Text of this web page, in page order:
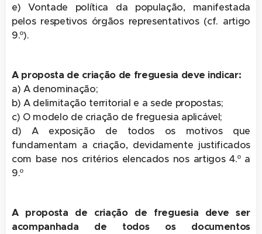
e) Vontade política da população, manifestada
pelos respetivos órgãos representativos (cf. artigo
9.º).
A proposta de criação de freguesia deve indicar:
a) A denominação;
b) A delimitação territorial e a sede propostas;
c) O modelo de criação de freguesia aplicável;
d) A exposição de todos os motivos que
fundamentam a criação, devidamente justificados
com base nos critérios elencados nos artigos 4.º a
9.º
A proposta de criação de freguesia deve ser
acompanhada de todos os documentos